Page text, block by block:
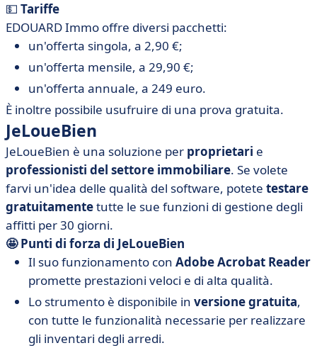
💵 Tariffe
EDOUARD Immo offre diversi pacchetti:
un'offerta singola, a 2,90 €;
un'offerta mensile, a 29,90 €;
un'offerta annuale, a 249 euro.
È inoltre possibile usufruire di una prova gratuita.
JeLoueBien
JeLoueBien è una soluzione per proprietari e
professionisti del settore immobiliare. Se volete
farvi un'idea delle qualità del software, potete testare
gratuitamentetutte le sue funzioni di gestione degli
affitti per 30 giorni.
🤩 Punti di forza di JeLoueBien
Il suo funzionamento con Adobe Acrobat Reader
promette prestazioni veloci e di alta qualità.
Lo strumento è disponibile in versione gratuita,
con tutte le funzionalità necessarie per realizzare
gli inventari degli arredi.